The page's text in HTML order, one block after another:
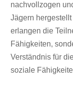
nachvollzogen
Jägern
erlangen die
Fähigkeiten,
Verständnis für
soziale